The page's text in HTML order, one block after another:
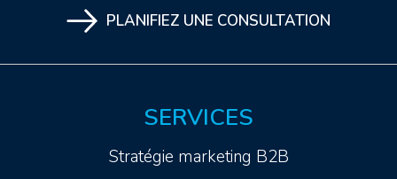
PLANIFIEZ UNE CONSULTATION
SERVICES
Stratégie marketing B2B